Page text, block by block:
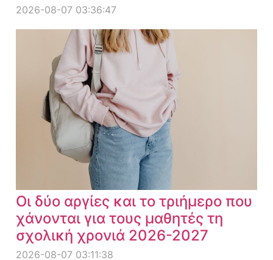
2026-08-07 03:36:47
Οι δύο αργίες και το τριήμερο που
χάνονται για τους μαθητές τη
σχολική χρονιά 2026-2027
2026-08-07 03:11:38